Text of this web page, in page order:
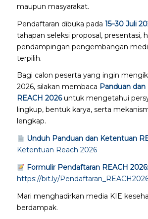
maupun masyarakat.
Pendaftaran dibuka pada 15–30 Juli
tahapan seleksi proposal, presentasi,
pendampingan pengembangan
terpilih.
Bagi calon peserta yang ingin
2026, silakan membaca Panduan
REACH 2026untuk mengetahui
lingkup, bentuk karya, serta
lengkap.
Unduh Panduan dan Ketentuan
Ketentuan Reach 2026
Formulir Pendaftaran REACH 2026:
https://bit.ly/
Mari menghadirkan media KIE
berdampak.